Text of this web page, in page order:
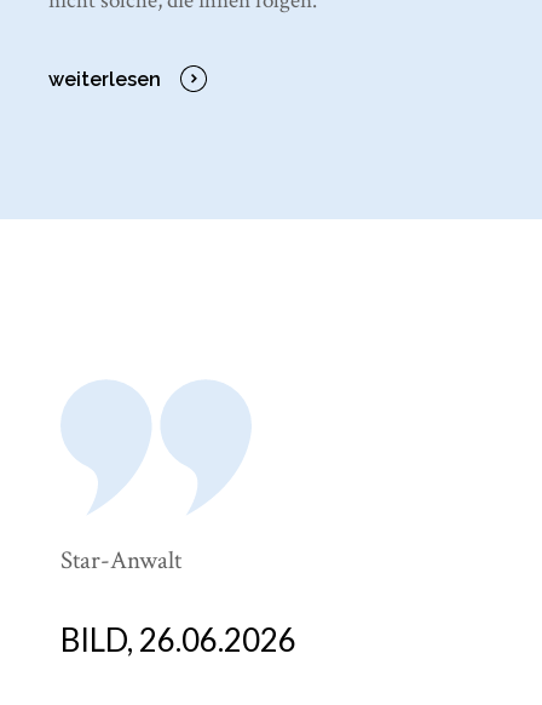
weiterlesen
Star-Anwalt
BILD, 26.06.2026